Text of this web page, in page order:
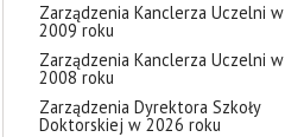
Zarządzenia Kanclerza Uczelni w
2009 roku
Zarządzenia Kanclerza Uczelni w
2008 roku
Zarządzenia Dyrektora Szkoły
Doktorskiej w 2026 roku